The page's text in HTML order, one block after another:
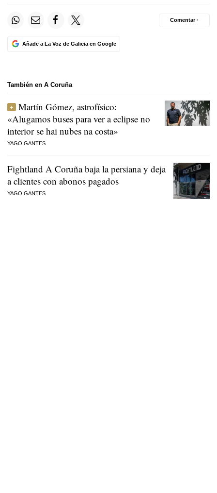
Añade a La Voz de Galicia en Google
Comentar ·
También en A Coruña
Martín Gómez, astrofísico:
«Alugamos buses para ver a eclipse no
interior se hai nubes na costa»
YAGO GANTES
Fightland A Coruña baja la persiana y deja
a clientes con abonos pagados
YAGO GANTES